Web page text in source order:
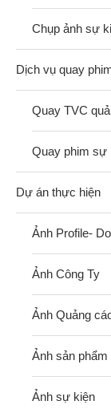
Chụp ảnh sự
Dịch vụ quay
Quay TVC
Quay phim sự
Dự án thực hiện
Ảnh Profile-
Ảnh Công Ty
Ảnh Quảng
Ảnh sản phẩm
Ảnh sự kiện